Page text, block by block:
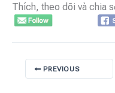
Thích, theo dõi và chia
PREVIOUS